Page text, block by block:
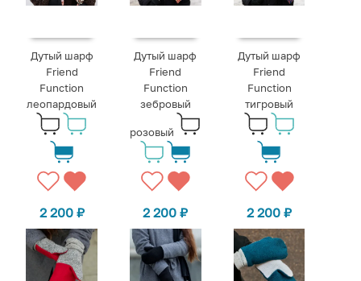
Дутый шарф
Friend
Function
леопардовый
2 200 ₽
Дутый шарф
Friend
Function
зебровый
розовый
2 200₽
Дутый шарф
Friend
Function
тигровый
2 200₽